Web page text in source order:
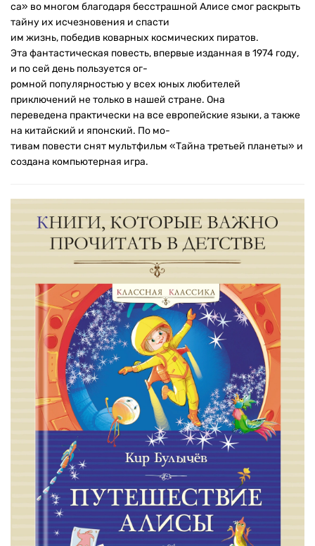
са» во многом благодаря бесстрашной Алисе смог раскрыть
тайну их исчезновения и спасти
им жизнь, победив коварных космических пиратов.
Эта фантастическая повесть, впервые изданная в 1974 году,
и по сей день пользуется ог-
ромной популярностью у всех юных любителей
приключений не только в нашей стране. Она
переведена практически на все европейские языки, а также
на китайский и японский. По мо-
тивам повести снят мультфильм «Тайна третьей планеты» и
создана компьютерная игра.